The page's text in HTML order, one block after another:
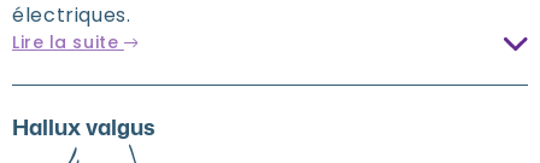
électriques.
Lire la suite
Hallux valgus